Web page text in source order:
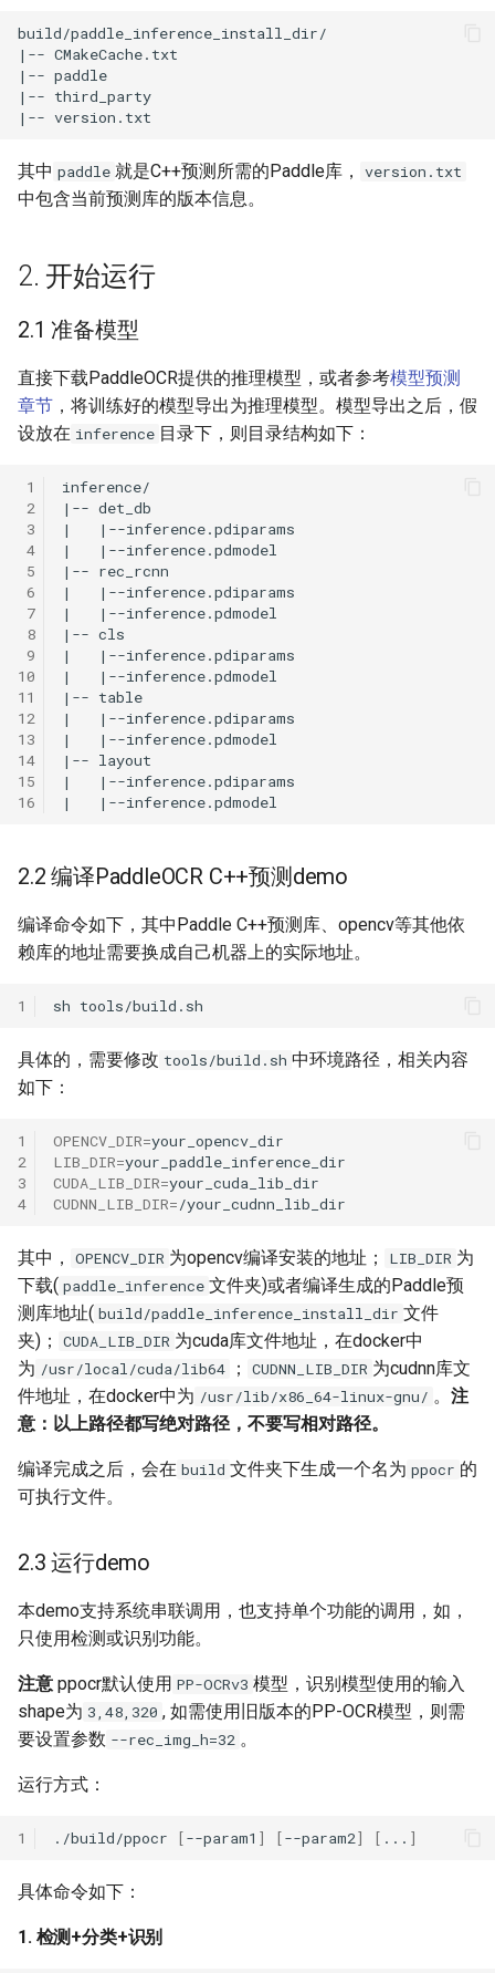
其中 paddle 就是C++预测所需的Paddle库， version.txt
中包含当前预测库的版本信息。
2. 开始运行
2.1 准备模型
直接下载PaddleOCR提供的推理模型，或者参考模型预测
章节 ，将训练好的模型导出为推理模型。模型导出之后，假
设放在 inference 目录下，则目录结构如下：
1
2
3
4
5
6
7
8
9
10
11
12
13
14
15
16
2.2 编译PaddleOCR C++预测demo
编译命令如下，其中Paddle C++预测库、opencv等其他依
赖库的地址需要换成自己机器上的实际地址。
1 sh
具体的，需要修改 tools/build.sh 中环境路径，相关内容
如下：
1
2
3
4
OPENCV_DIR=
LIB_DIR=
CUDA_LIB_DIR=
CUDNN_LIB_DIR=
其中， OPENCV_DIR 为opencv编译安装的地址； LIB_DIR 为
下载( paddle_inference 文件夹)或者编译生成的Paddle预
测库地址( build/paddle_inference_install_dir 文件
夹)；
CUDA_LIB_DIR 为cuda库文件地址，在docker中
为 /usr/local/cuda/lib64 ； CUDNN_LIB_DIR 为cudnn库文
件地址，在docker中为 /usr/lib/x86_64-linux-gnu/ 。 注
意：以上路径都写绝对路径，不要写相对路径。
编译完成之后，会在 build 文件夹下生成一个名为 ppocr 的
可执行文件。
2.3 运行demo
本demo支持系统串联调用，也支持单个功能的调用，如，
只使用检测或识别功能。
注意 ppocr默认使用 PP-OCRv3 模型，识别模型使用的输入
shape为 3,48,320 , 如需使用旧版本的PP-OCR模型，则需
要设置参数 --rec_img_h=32 。
运行方式：
1 ./build/ppocr [--param1 ] [--param2] [ ... ]
具体命令如下：
1. 检测+分类+识别